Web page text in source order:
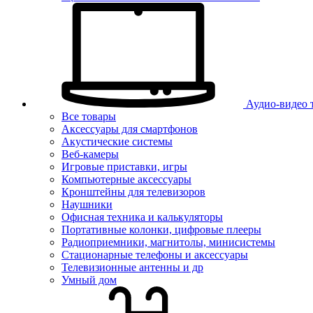
Аудио-видео
Все товары
Аксессуары для смартфонов
Акустические системы
Веб-камеры
Игровые приставки, игры
Компьютерные аксессуары
Кронштейны для телевизоров
Наушники
Офисная техника и калькуляторы
Портативные колонки, цифровые плееры
Радиоприемники, магнитолы, минисистемы
Стационарные телефоны и аксессуары
Телевизионные антенны и др
Умный дом